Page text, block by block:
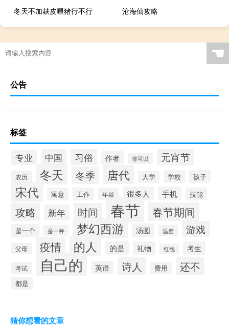
冬天不加麸皮喂猪行不行
沧海仙攻略
☚
公告
标签
专业 中国 习俗 作者 你可以 元宵节
农历 冬天 冬季 唐代 大学 学校 孩子
宋代 寓意 工作 年龄 很多人 手机 技能
攻略 新年 时间 春节 春节期间
是一个 是一种 梦幻西游 汤圆 温度 游戏
父母 疫情 的人 的是 礼物 红包 考生
考试 自己的 英语 诗人 费用 还不
都是
猜你想看的文章